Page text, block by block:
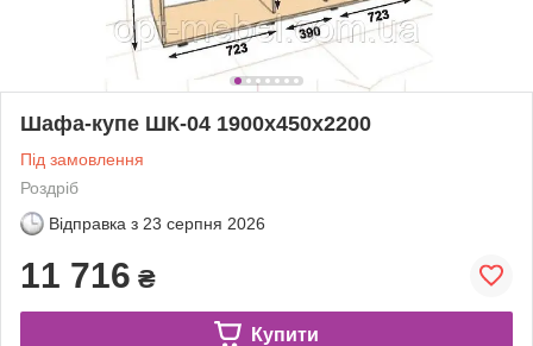
Шафа-купе ШК-04 1900x450x2200
Під замовлення
Роздріб
Відправка з 23 серпня 2026
11 716 ₴
Купити